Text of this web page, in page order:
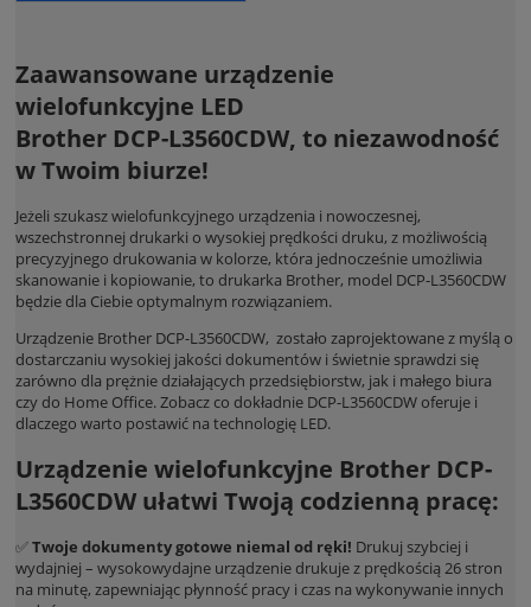
Zaawansowane urządzenie
wielofunkcyjne LED
Brother DCP-L3560CDW, to niezawodność
w Twoim biurze!
Jeżeli szukasz wielofunkcyjnego urządzenia i nowoczesnej,
wszechstronnej drukarki o wysokiej prędkości druku, z możliwością
precyzyjnego drukowania w kolorze, która jednocześnie umożliwia
skanowanie i kopiowanie, to drukarka Brother, model DCP-L3560CDW
będzie dla Ciebie optymalnym rozwiązaniem.
Urządzenie Brother DCP-L3560CDW, zostało zaprojektowane z myślą o
dostarczaniu wysokiej jakości dokumentów i świetnie sprawdzi się
zarówno dla prężnie działających przedsiębiorstw, jak i małego biura
czy do Home Office. Zobacz co dokładnie DCP-L3560CDW oferuje i
dlaczego warto postawić na technologię LED.
Urządzenie wielofunkcyjne Brother DCP-
L3560CDW ułatwi Twoją codzienną pracę:
✅Twoje dokumenty gotowe niemal od ręki! Drukuj szybciej i
wydajniej – wysokowydajne urządzenie drukuje z prędkością 26 stron
na minutę, zapewniając płynność pracy i czas na wykonywanie innych